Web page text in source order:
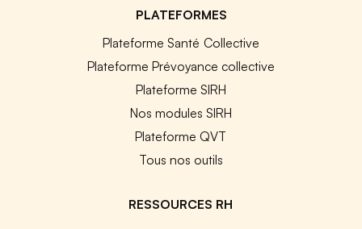
PLATEFORMES
Plateforme Santé Collective
Plateforme Prévoyance collective
Plateforme SIRH
Nos modules SIRH
Plateforme QVT
Tous nos outils
RESSOURCES RH